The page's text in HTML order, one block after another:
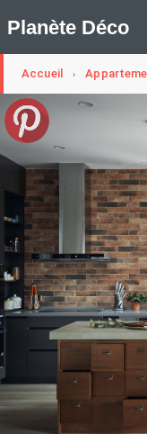
Planète Déco
🛍︎ Shop Planète
Appartement Design
Design Suédois En
Idées Déco En 10
Maison En Ville
Tendance
La Décoration Selon
Les Trouvailles Déco
Maison Appartement
Maison Container/
Maison Et
Petite Surface
Accueil ›